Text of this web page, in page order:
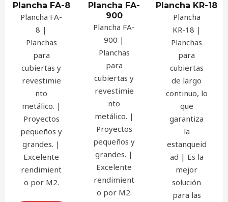
Plancha FA-8
Plancha FA-
8 |
Planchas
para
cubiertas y
revestimie
nto
metálico. |
Proyectos
pequeños y
grandes. |
Excelente
rendimient
o por M2.
Plancha FA-
900
Plancha FA-
900 |
Planchas
para
cubiertas y
revestimie
nto
metálico. |
Proyectos
pequeños y
grandes. |
Excelente
rendimient
o por M2.
Plancha KR-18
Plancha
KR-18 |
Planchas
para
cubiertas
de largo
continuo, lo
que
garantiza
la
estanqueid
ad | Es la
mejor
solución
para las